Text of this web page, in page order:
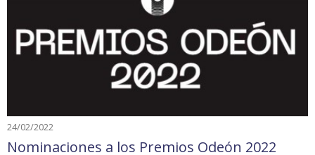
24/02/2022
Nominaciones a los Premios Odeón 2022